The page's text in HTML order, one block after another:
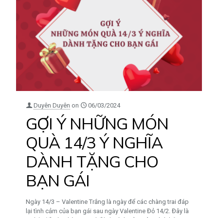
Duyên Duyên on 06/03/2024
GỢI Ý NHỮNG MÓN
QUÀ 14/3 Ý NGHĨA
DÀNH TẶNG CHO
BẠN GÁI
Ngày 14/3 – Valentine Trắng là ngày để các chàng trai đáp
lại tình cảm của bạn gái sau ngày Valentine Đỏ 14/2. Đây là